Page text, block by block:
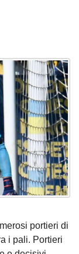
portieri di
i pali. Portieri